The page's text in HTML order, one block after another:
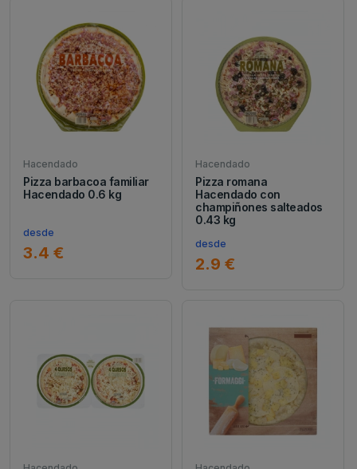
Hacendado
Pizza barbacoa familiar
Hacendado 0.6 kg
desde
3.4 €
Hacendado
Pizza romana
Hacendado con
champiñones salteados
0.43 kg
desde
2.9 €